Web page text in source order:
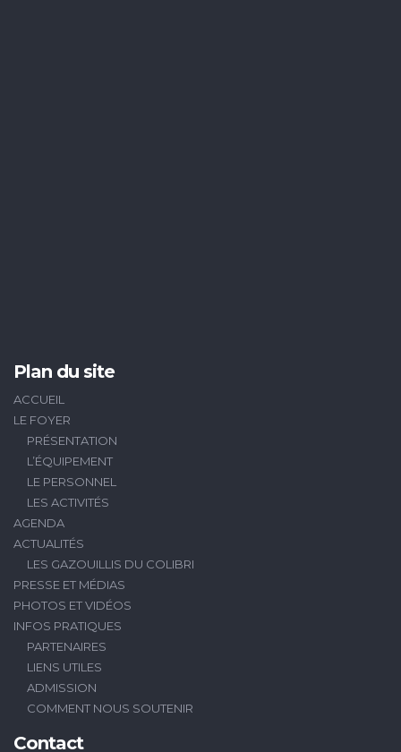
Plan du site
ACCUEIL
LE FOYER
PRÉSENTATION
L’ÉQUIPEMENT
LE PERSONNEL
LES ACTIVITÉS
AGENDA
ACTUALITÉS
LES GAZOUILLIS DU COLIBRI
PRESSE ET MÉDIAS
PHOTOS ET VIDÉOS
INFOS PRATIQUES
PARTENAIRES
LIENS UTILES
ADMISSION
COMMENT NOUS SOUTENIR
Contact